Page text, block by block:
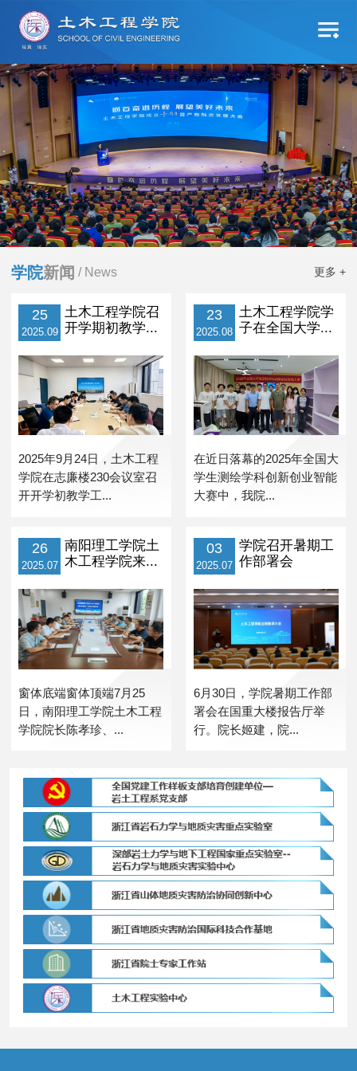
学院新闻 / News 更多 +
25
2025.09
土木工程学院召
开学期初教学...
2025年9月24日，土木工程
学院在志廉楼230会议室召
开开学初教学工...
23
2025.08
土木工程学院学
子在全国大学...
在近日落幕的2025年全国大
学生测绘学科创新创业智能
大赛中，我院...
26
2025.07
南阳理工学院土
木工程学院来...
窗体底端窗体顶端7月25
日，南阳理工学院土木工程
学院院长陈孝珍、...
03
2025.07
学院召开暑期工
作部署会
6月30日，学院暑期工作部
署会在国重大楼报告厅举
行。院长姬建，院...